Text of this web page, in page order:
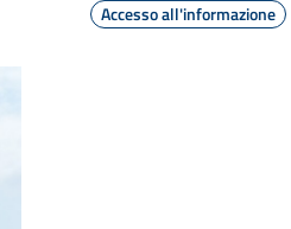
Accesso all'informazione